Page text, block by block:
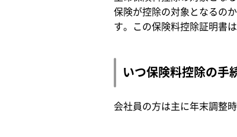
保険が控除の対象となるの
す。この保険料控除証明書
いつ保険料控除の手
会社員の方は主に年末調整